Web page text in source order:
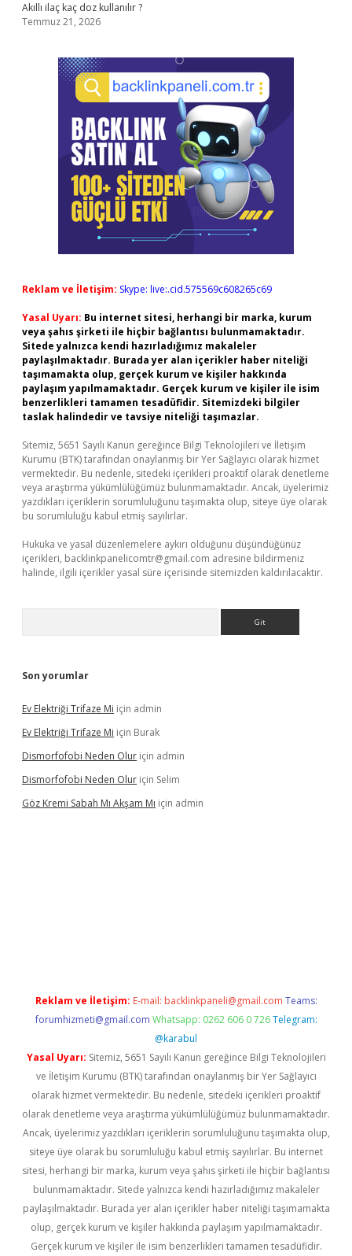
Akıllı ilaç kaç doz kullanılır ?
Temmuz 21, 2026
Reklam ve İletişim: Skype: live:.cid.575569c608265c69
Yasal Uyarı: Bu internet sitesi, herhangi bir marka, kurum
veya şahıs şirketi ile hiçbir bağlantısı bulunmamaktadır.
Sitede yalnızca kendi hazırladığımız makaleler
paylaşılmaktadır. Burada yer alan içerikler haber niteliği
taşımamakta olup, gerçek kurum ve kişiler hakkında
paylaşım yapılmamaktadır. Gerçek kurum ve kişiler ile isim
benzerlikleri tamamen tesadüfidir. Sitemizdeki bilgiler
taslak halindedir ve tavsiye niteliği taşımazlar.
Sitemiz, 5651 Sayılı Kanun gereğince Bilgi Teknolojileri ve İletişim
Kurumu (BTK) tarafından onaylanmış bir Yer Sağlayıcı olarak hizmet
vermektedir. Bu nedenle, sitedeki içerikleri proaktif olarak denetleme
veya araştırma yükümlülüğümüz bulunmamaktadır. Ancak, üyelerimiz
yazdıkları içeriklerin sorumluluğunu taşımakta olup, siteye üye olarak
bu sorumluluğu kabul etmiş sayılırlar.
Hukuka ve yasal düzenlemelere aykırı olduğunu düşündüğünüz
içerikleri, backlinkpanelicomtr@gmail.com adresine bildirmeniz
halinde, ilgili içerikler yasal süre içerisinde sitemizden kaldırılacaktır.
Son yorumlar
Ev Elektriği Trifaze Mi için admin
Ev Elektriği Trifaze Mi için Burak
Dismorfofobi Neden Olur için admin
Dismorfofobi Neden Olur için Selim
Göz Kremi Sabah Mı Akşam Mı için admin
Reklam ve İletişim: E-mail: backlinkpaneli@gmail.com Teams:
forumhizmeti@gmail.com Whatsapp: 0262 606 0 726 Telegram:
@karabul
Yasal Uyarı: Sitemiz, 5651 Sayılı Kanun gereğince Bilgi Teknolojileri
ve İletişim Kurumu (BTK) tarafından onaylanmış bir Yer Sağlayıcı
olarak hizmet vermektedir. Bu nedenle, sitedeki içerikleri proaktif
olarak denetleme veya araştırma yükümlülüğümüz bulunmamaktadır.
Ancak, üyelerimiz yazdıkları içeriklerin sorumluluğunu taşımakta olup,
siteye üye olarak bu sorumluluğu kabul etmiş sayılırlar. Bu internet
sitesi, herhangi bir marka, kurum veya şahıs şirketi ile hiçbir bağlantısı
bulunmamaktadır. Sitede yalnızca kendi hazırladığımız makaleler
paylaşılmaktadır. Burada yer alan içerikler haber niteliği taşımamakta
olup, gerçek kurum ve kişiler hakkında paylaşım yapılmamaktadır.
Gerçek kurum ve kişiler ile isim benzerlikleri tamamen tesadüfidir.